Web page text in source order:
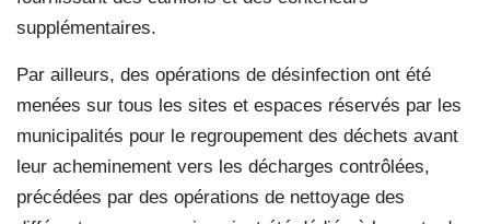
supplémentaires.
Par ailleurs, des opérations de désinfection ont été
menées sur tous les sites et espaces réservés par les
municipalités pour le regroupement des déchets avant
leur acheminement vers les décharges contrôlées,
précédées par des opérations de nettoyage des